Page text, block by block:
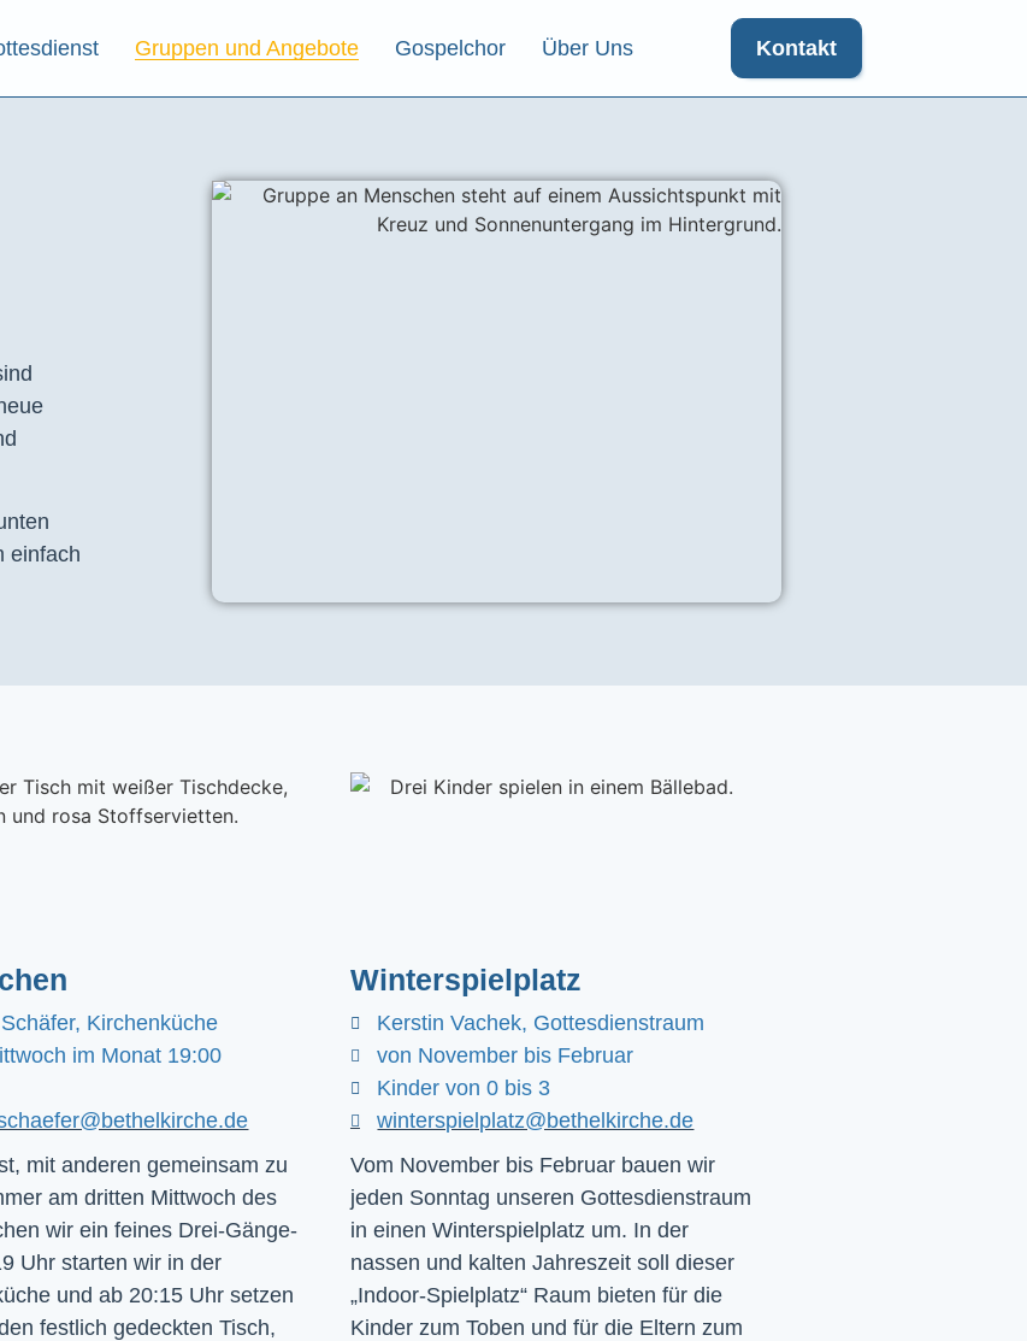
Gruppen und Angebote Gospelchor Über Uns Kontakt
einfach
Kirchenküche
im Monat 19:00
mit anderen gemeinsam zu
am dritten Mittwoch des
wir ein feines Drei-Gänge-
Uhr starten wir in der
und ab 20:15 Uhr setzen
festlich gedeckten Tisch,
Winterspielplatz
Kerstin Vachek, Gottesdienstraum
von November bis Februar
Kinder von 0 bis 3
winterspielplatz@bethelkirche.de
Vom November bis Februar bauen wir
jeden Sonntag unseren Gottesdienstraum
in einen Winterspielplatz um. In der
nassen und kalten Jahreszeit soll dieser
„Indoor-Spielplatz“ Raum bieten für die
Kinder zum Toben und für die Eltern zum